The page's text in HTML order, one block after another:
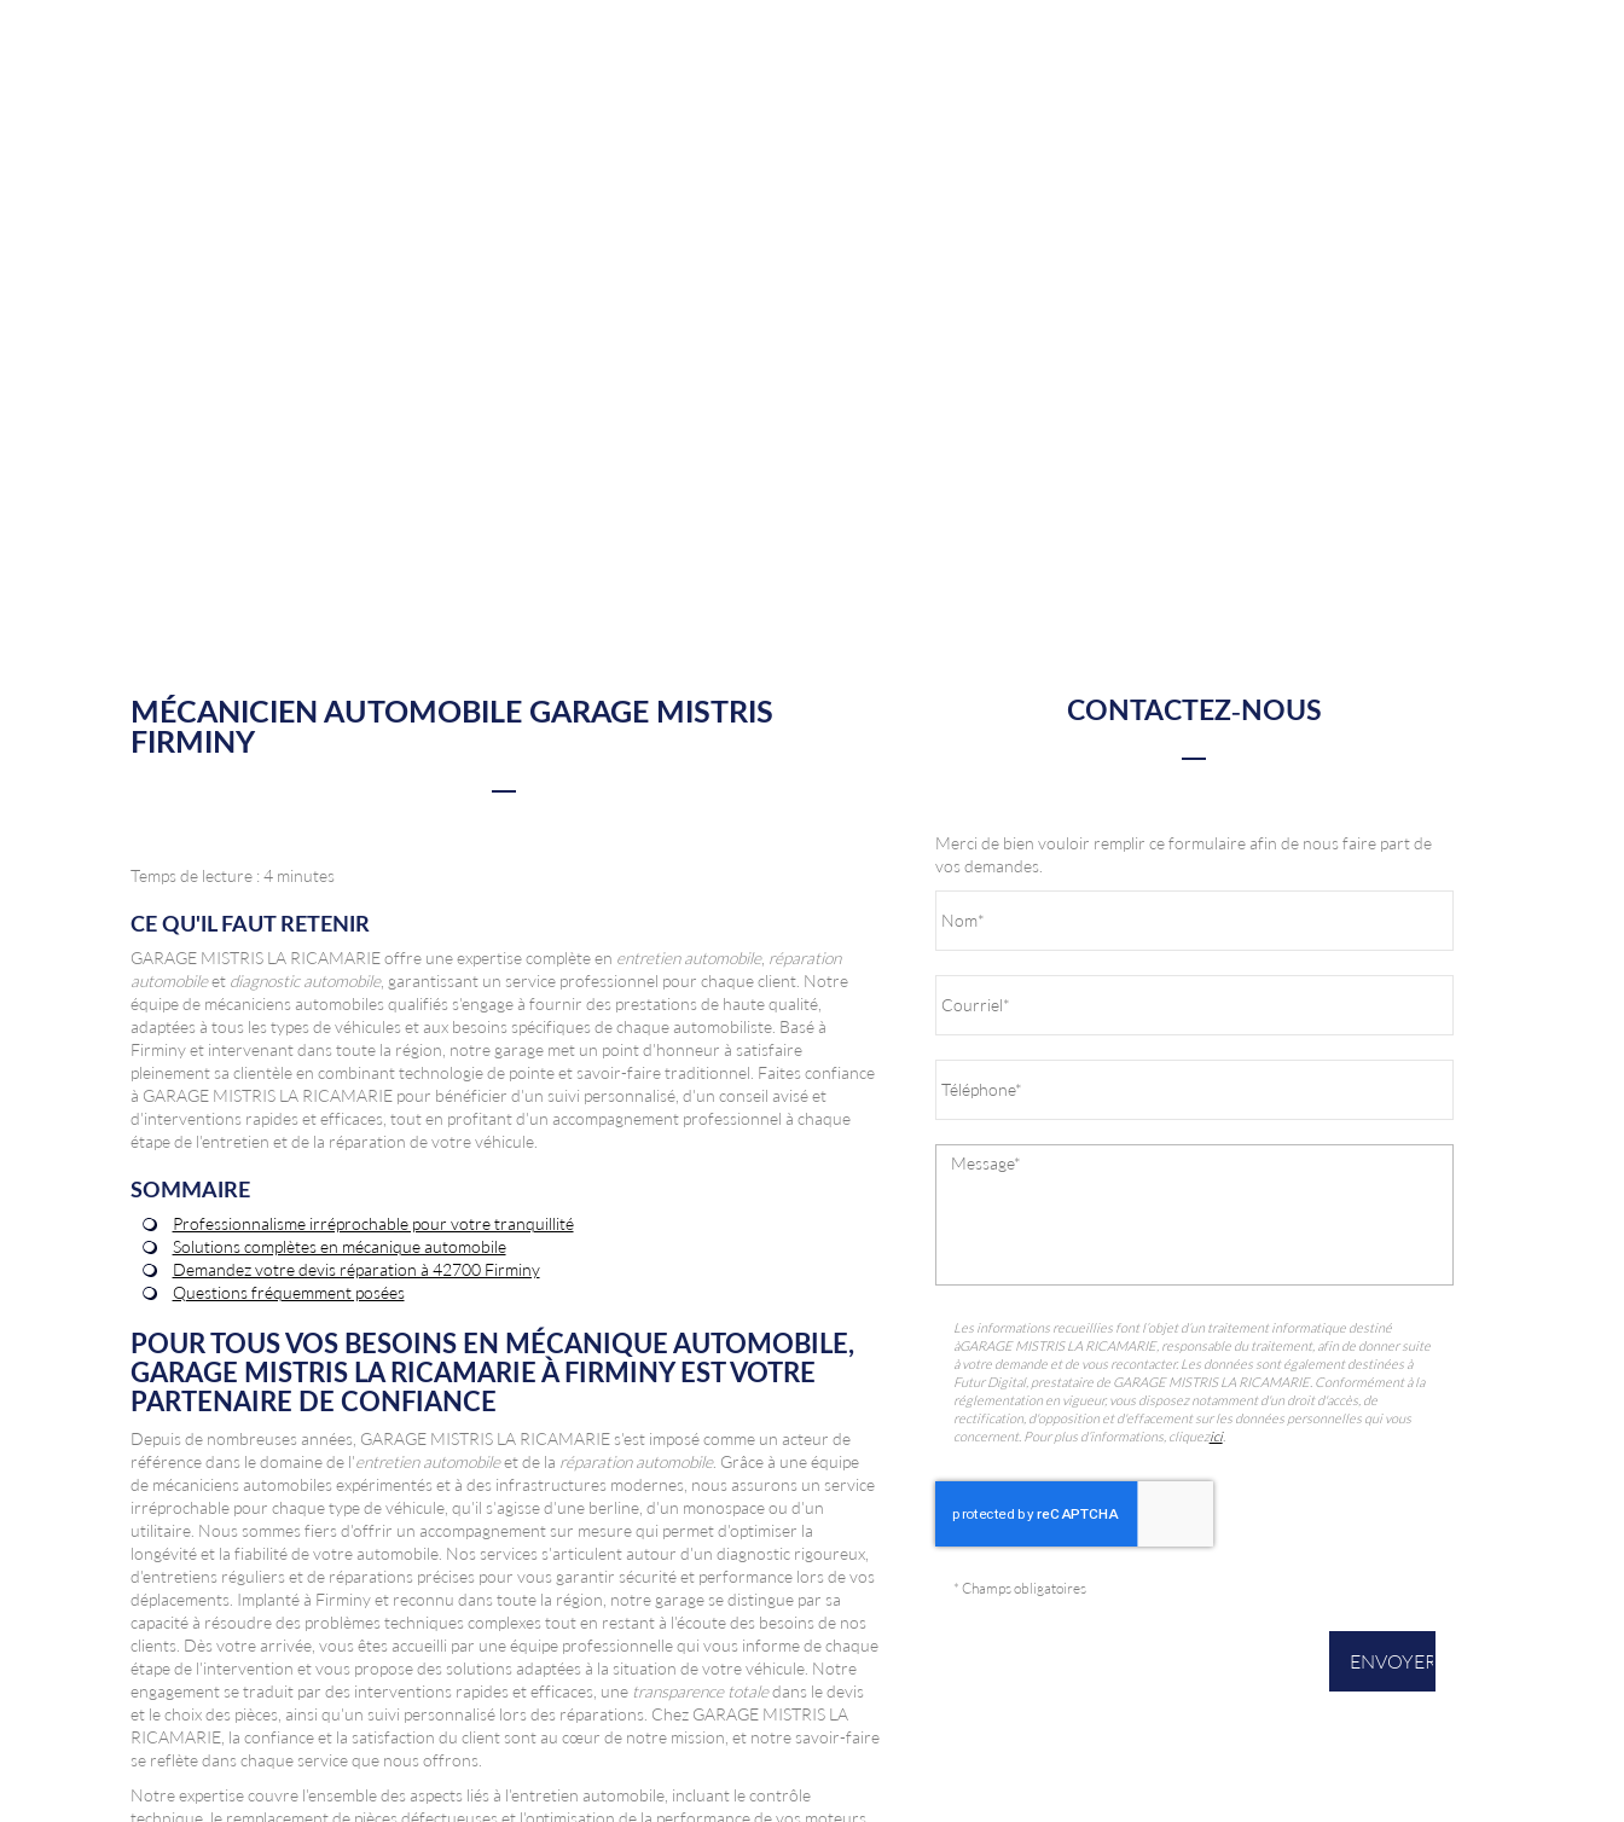
MÉCANICIEN AUTOMOBILE GARAGE MISTRIS
FIRMINY
Temps de lecture : 4 minutes
CE QU'IL FAUT RETENIR
GARAGE MISTRIS LA RICAMARIE offre une expertise complète en entretien automobile, réparation
automobileet diagnostic automobile, garantissant un service professionnel pour chaque client. Notre
équipe de mécaniciens automobiles qualifiés s'engage à fournir des prestations de haute qualité,
adaptées à tous les types de véhicules et aux besoins spécifiques de chaque automobiliste. Basé à
Firminy et intervenant dans toute la région, notre garage met un point d'honneur à satisfaire
pleinement sa clientèle en combinant technologie de pointe et savoir-faire traditionnel. Faites confiance
à GARAGE MISTRIS LA RICAMARIE pour bénéficier d'un suivi personnalisé, d'un conseil avisé et
d'interventions rapides et efficaces, tout en profitant d'un accompagnement professionnel à chaque
étape de l'entretien et de la réparation de votre véhicule.
SOMMAIRE
Professionnalisme irréprochable pour votre tranquillité
Solutions complètes en mécanique automobile
Demandez votre devis réparation à 42700 Firminy
Questions fréquemment posées
POUR TOUS VOS BESOINS EN MÉCANIQUE AUTOMOBILE,
GARAGE MISTRIS LA RICAMARIE À FIRMINY EST VOTRE
PARTENAIRE DE CONFIANCE
Depuis de nombreuses années, GARAGE MISTRIS LA RICAMARIE s'est imposé comme un acteur de
référence dans le domaine de l'entretien automobileet de la réparation automobile. Grâce à une équipe
de mécaniciens automobiles expérimentés et à des infrastructures modernes, nous assurons un service
irréprochable pour chaque type de véhicule, qu'il s'agisse d'une berline, d'un monospace ou d'un
utilitaire. Nous sommes fiers d'offrir un accompagnement sur mesure qui permet d'optimiser la
longévité et la fiabilité de votre automobile. Nos services s'articulent autour d'un diagnostic rigoureux,
d'entretiens réguliers et de réparations précises pour vous garantir sécurité et performance lors de vos
déplacements. Implanté à Firminy et reconnu dans toute la région, notre garage se distingue par sa
capacité à résoudre des problèmes techniques complexes tout en restant à l'écoute des besoins de nos
clients. Dès votre arrivée, vous êtes accueilli par une équipe professionnelle qui vous informe de chaque
étape de l'intervention et vous propose des solutions adaptées à la situation de votre véhicule. Notre
engagement se traduit par des interventions rapides et efficaces, une transparence totaledans le devis
et le choix des pièces, ainsi qu'un suivi personnalisé lors des réparations. Chez GARAGE MISTRIS LA
RICAMARIE, la confiance et la satisfaction du client sont au cœur de notre mission, et notre savoir-faire
se reflète dans chaque service que nous offrons.
Notre expertise couvre l'ensemble des aspects liés à l'entretien automobile, incluant le contrôle
CONTACTEZ-NOUS
Merci de bien vouloir remplir ce formulaire afin de nous faire part de
vos demandes.
Les informations recueillies font l’objet d’un traitement informatique destiné
àGARAGE MISTRIS LA RICAMARIE, responsable du traitement, afin de donner suite
à votre demande et de vous recontacter. Les données sont également destinées à
Futur Digital, prestataire de GARAGE MISTRIS LA RICAMARIE. Conformément à la
réglementation en vigueur, vous disposez notamment d'un droit d'accès, de
rectification, d'opposition et d'effacement sur les données personnelles qui vous
concernent. Pour plus d’informations, cliquezici.
* Champs obligatoires